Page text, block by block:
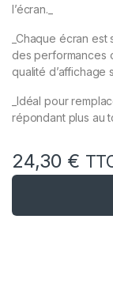
l’écran._
_Chaque écran
des performances
qualité d’affichage
_Idéal pour
répondant plus au
24,30 €
quantité de